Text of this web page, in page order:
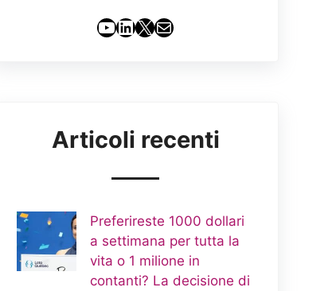
YouTube
LinkedIn
X Email
Articoli recenti
Preferireste 1000 dollari
a settimana per tutta la
vita o 1 milione in
contanti? La decisione di